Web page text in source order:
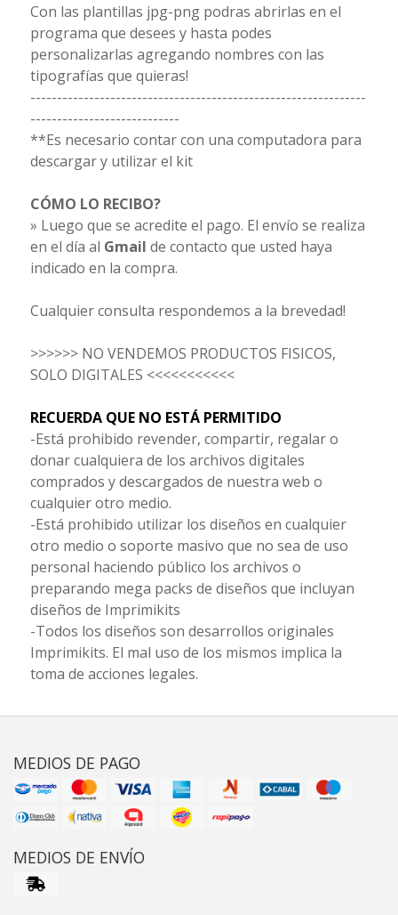
Con las plantillas jpg-png podras abrirlas en el
programa que desees y hasta podes
personalizarlas agregando nombres con las
tipografías que quieras!
---------------------------------------------------------------
----------------------------
**Es necesario contar con una computadora para
descargar y utilizar el kit
CÓMO LO RECIBO?
» Luego que se acredite el pago. El envío se realiza
en el día al Gmail de contacto que usted haya
indicado en la compra.
Cualquier consulta respondemos a la brevedad!
>>>>>> NO VENDEMOS PRODUCTOS FISICOS,
SOLO DIGITALES <<<<<<<<<<<
RECUERDA QUE NO ESTÁ PERMITIDO
-Está prohibido revender, compartir, regalar o
donar cualquiera de los archivos digitales
comprados y descargados de nuestra web o
cualquier otro medio.
-Está prohibido utilizar los diseños en cualquier
otro medio o soporte masivo que no sea de uso
personal haciendo público los archivos o
preparando mega packs de diseños que incluyan
diseños de Imprimikits
-Todos los diseños son desarrollos originales
Imprimikits. El mal uso de los mismos implica la
toma de acciones legales.
MEDIOS DE PAGO
MEDIOS DE ENVÍO